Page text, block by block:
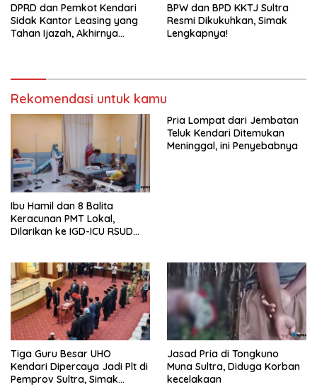
DPRD dan Pemkot Kendari
Sidak Kantor Leasing yang
Tahan Ijazah, Akhirnya
BPW dan BPD KKTJ Sultra
Resmi Dikukuhkan, Simak
Lengkapnya!
Rekomendasi untuk kamu
Ibu Hamil dan 8 Balita
Keracunan PMT Lokal,
Dilarikan ke IGD-ICU RSUD
Pria Lompat dari Jembatan
Teluk Kendari Ditemukan
Meninggal, ini Penyebabnya
Tiga Guru Besar UHO
Kendari Dipercaya Jadi Plt di
Pemprov Sultra, Simak
Jasad Pria di Tongkuno
Muna Sultra, Diduga Korban
kecelakaan